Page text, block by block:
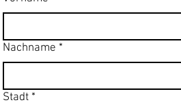
Nachname *
Stadt *